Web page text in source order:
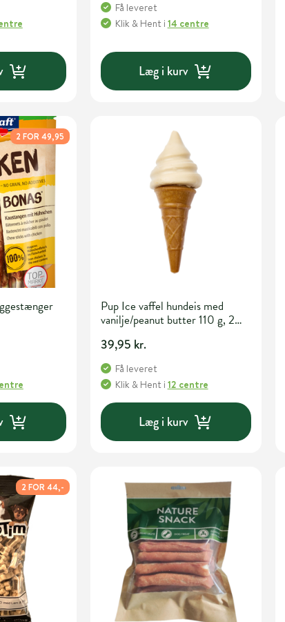
Få leveret
Klik & Hent i 14 centre
Læg i kurv
2 FOR 49,95
Pup Ice vaffel hundeis med
vanilje/peanut butter 110 g, 2
39,95 kr.
Få leveret
Klik & Hent i 12 centre
Læg i kurv
2 FOR 44,-